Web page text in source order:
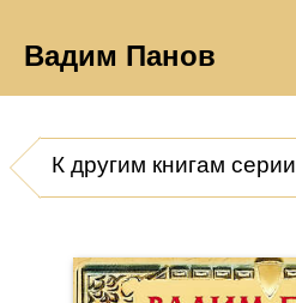
Вадим Панов
К другим книгам серии